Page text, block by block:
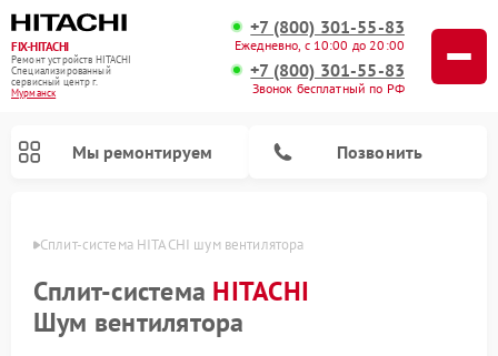
FIX-HITACHI
Ремонт устройств HITACHI
Специализированный
cервисный центр г.
Мурманск
+7 (800) 301-55-83
Ежедневно, с 10:00 до 20:00
+7 (800) 301-55-83
Звонок бесплатный по РФ
Мы ремонтируем Позвонить
Сплит-система HITACHI шум вентилятора
Сплит-система HITACHI
Шум вентилятора